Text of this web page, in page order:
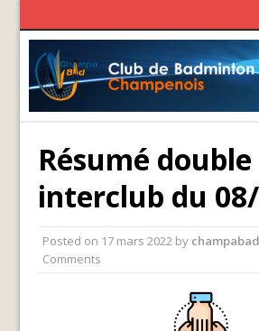
Résumé double
interclub du
Posted on 17 mars 2022 by champabad
Comments